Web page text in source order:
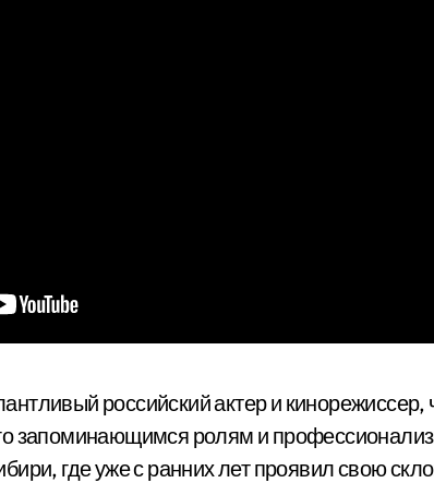
российский актер и кинорежиссер,
запоминающимся ролям и
где уже с ранних лет проявил свою